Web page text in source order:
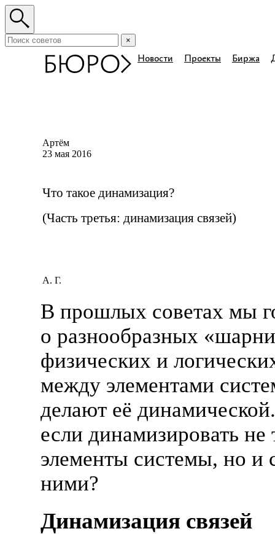
×
Новости Проекты Биржа
Артём
23 мая 2016
Что такое динамизация?
(Часть третья: динамизация связей)
А. Г.
В прошлых советах мы
о разнообразных
физических и
между элементами
делают её
если динамизировать не
элементы системы, но и
ними?
Динамизация связей